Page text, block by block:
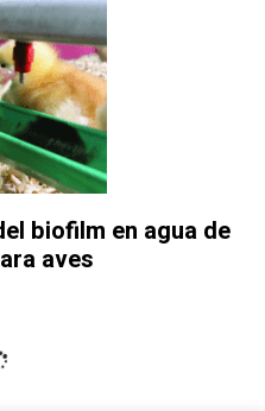
biofilm en agua de
aves